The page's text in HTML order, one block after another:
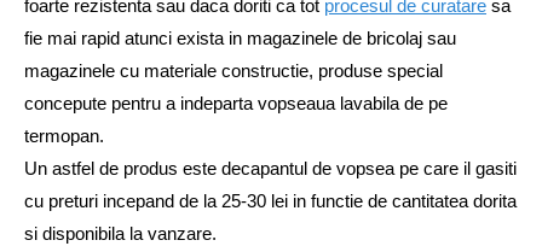
foarte rezistenta sau daca doriti ca tot procesul de curatare sa
fie mai rapid atunci exista in magazinele de bricolaj sau
magazinele cu materiale constructie, produse special
concepute pentru a indeparta vopseaua lavabila de pe
termopan.
Un astfel de produs este decapantul de vopsea pe care il gasiti
cu preturi incepand de la 25-30 lei in functie de cantitatea dorita
si disponibila la vanzare.